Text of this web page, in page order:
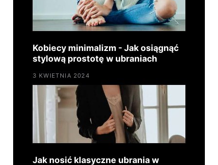
Kobiecy minimalizm - Jak osiągnąć
stylową prostotę w ubraniach
3 KWIETNIA 2024
Jak nosić klasyczne ubrania w